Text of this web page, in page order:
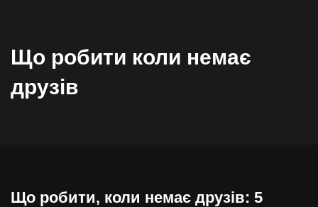
Що робити коли немає
друзів
Що робити, коли немає друзів: 5